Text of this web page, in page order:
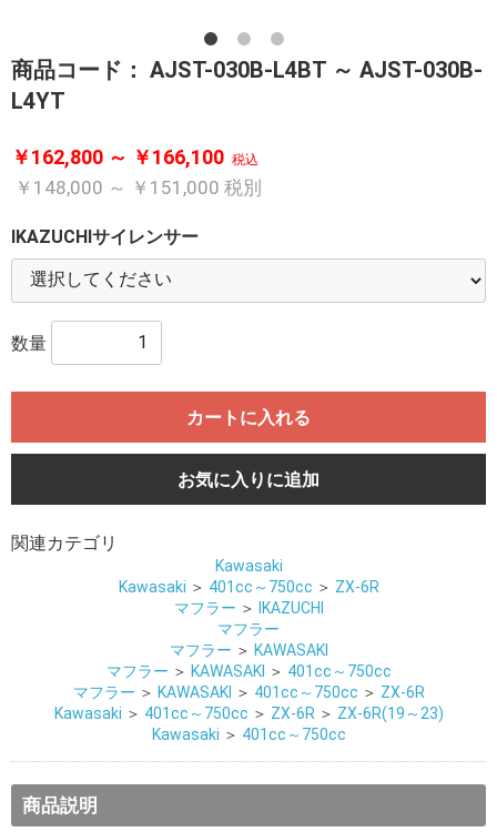
商品コード： AJST-030B-L4BT ～ AJST-030B-
L4YT
￥162,800 ～ ￥166,100 税込
￥148,000 ～ ￥151,000 税別
IKAZUCHIサイレンサー
数量
カートに入れる
お気に入りに追加
関連カテゴリ
Kawasaki
Kawasaki ＞ 401cc～750cc ＞ ZX-6R
マフラー ＞
IKAZUCHI
マフラー
マフラー ＞ KAWASAKI
マフラー ＞ KAWASAKI ＞ 401cc～750cc
マフラー ＞ KAWASAKI ＞ 401cc～750cc ＞ ZX-6R
Kawasaki ＞ 401cc～750cc ＞ ZX-6R ＞ ZX-6R(19～23)
Kawasaki ＞ 401cc～750cc
商品説明